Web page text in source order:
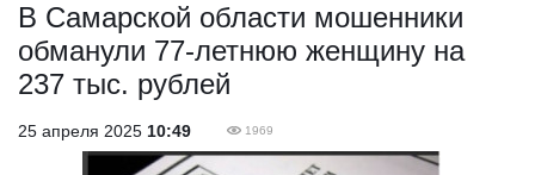
В Самарской области мошенники
обманули 77-летнюю женщину на
237 тыс. рублей
25 апреля 2025 10:49 1969